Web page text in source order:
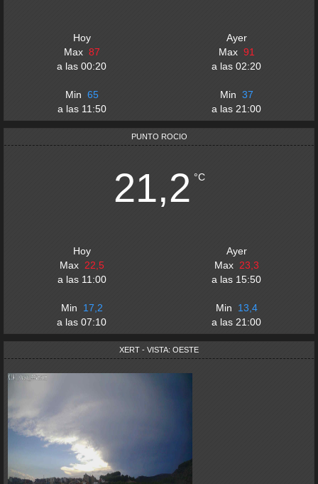
Hoy
Ayer
Max 87 Max 91
a las 00:20 a las 02:20
Min 65
a las 11:50
Min 37
a las 21:00
PUNTO ROCIO
21,2 °C
Hoy
Ayer
Max 22,5 Max 23,3
a las 11:00 a las 15:50
Min
17,2
a las 07:10
Min
13,4
a las 21:00
XERT - VISTA: OESTE